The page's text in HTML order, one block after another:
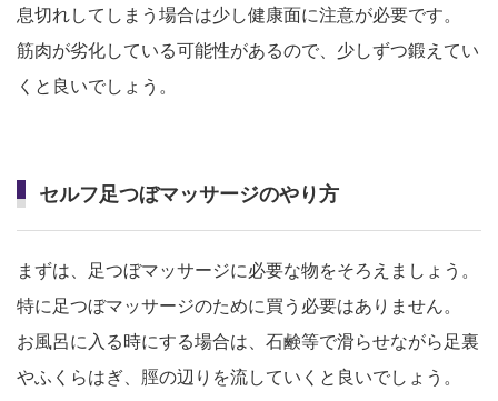
息切れしてしまう場合は少し健康面に注意が必要です。
筋肉が劣化している可能性があるので、少しずつ鍛えてい
くと良いでしょう。
セルフ足つぼマッサージのやり方
まずは、足つぼマッサージに必要な物をそろえましょう。
特に足つぼマッサージのために買う必要はありません。
お風呂に入る時にする場合は、石鹸等で滑らせながら足裏
やふくらはぎ、脛の辺りを流していくと良いでしょう。